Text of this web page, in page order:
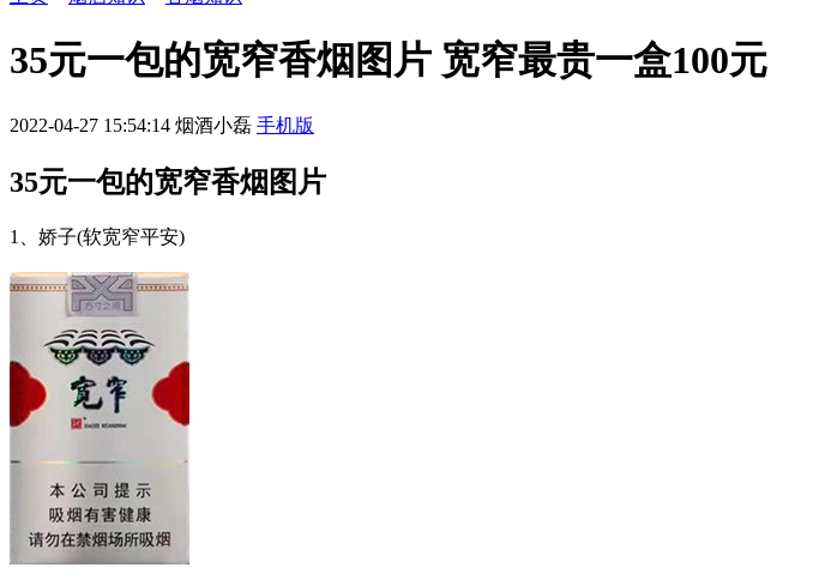
35元一包的宽窄香烟图片 宽窄最贵一盒100元
2022-04-27 15:54:14 烟酒小磊 手机版
35元一包的宽窄香烟图片
1、娇子(软宽窄平安)